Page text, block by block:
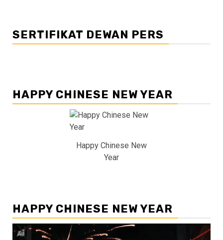
SERTIFIKAT DEWAN PERS
HAPPY CHINESE NEW YEAR
Happy Chinese New
Year
HAPPY CHINESE NEW YEAR
Pemutar